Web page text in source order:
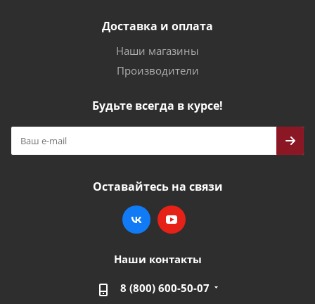
Доставка и оплата
Наши магазины
Производители
Будьте всегда в курсе!
Оставайтесь на связи
Наши контакты
8 (800) 600-50-07